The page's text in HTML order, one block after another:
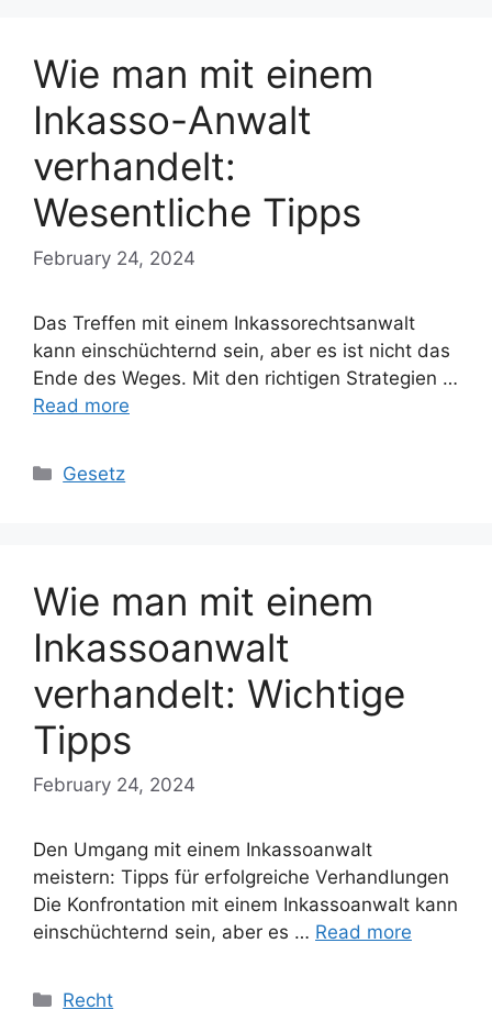
Wie man mit einem
Inkasso-Anwalt
verhandelt:
Wesentliche Tipps
February 24, 2024
Das Treffen mit einem Inkassorechtsanwalt
kann einschüchternd sein, aber es ist nicht das
Ende des Weges. Mit den richtigen Strategien …
Read more
Categories
Gesetz
Wie man mit einem
Inkassoanwalt
verhandelt: Wichtige
Tipps
February 24, 2024
Den Umgang mit einem Inkassoanwalt
meistern: Tipps für erfolgreiche Verhandlungen
Die Konfrontation mit einem Inkassoanwalt kann
einschüchternd sein, aber es … Read more
Categories
Recht